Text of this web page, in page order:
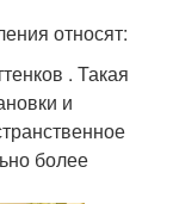
относят:
. Такая
и
более